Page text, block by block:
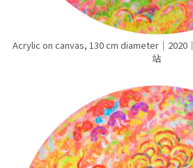
Acrylic on canvas, 130 cm diameter｜2020｜
站